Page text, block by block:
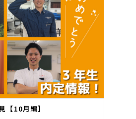
【10月編】